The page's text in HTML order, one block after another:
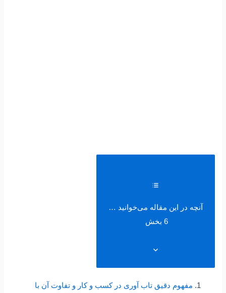
آنچه در این مقاله می‌خوانید …
6 بخش
مفهوم دقیق تاب آوری در کسب و کار و تفاوت آن با